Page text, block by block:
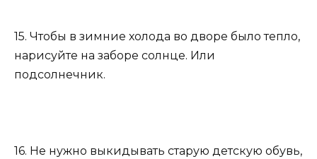
15. Чтобы в зимние холода во дворе было тепло,
нарисуйте на заборе солнце. Или
подсолнечник.
16. Не нужно выкидывать старую детскую обувь,